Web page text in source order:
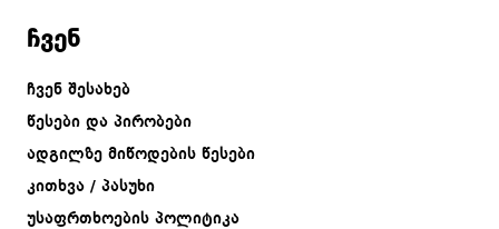
ჩვენ
ჩვენ შესახებ
წესები და პირობები
ადგილზე მიწოდების წესები
კითხვა / პასუხი
უსაფრთხოების პოლიტიკა